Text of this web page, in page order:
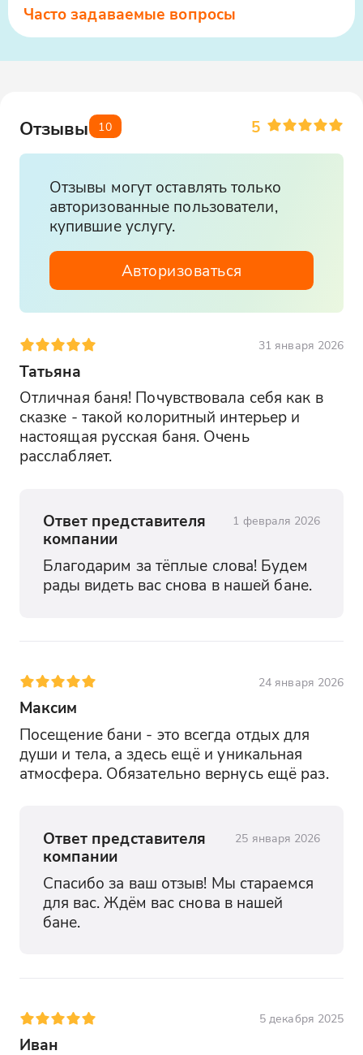
Часто задаваемые вопросы
Отзывы 10 5
Отзывы могут оставлять только
авторизованные пользователи,
купившие услугу.
Авторизоваться
31 января 2026
Татьяна
Отличная баня! Почувствовала себя как в
сказке - такой колоритный интерьер и
настоящая русская баня. Очень
расслабляет.
Ответ представителя
компании
1 февраля 2026
Благодарим за тёплые слова! Будем
рады видеть вас снова в нашей бане.
24 января 2026
Максим
Посещение бани - это всегда отдых для
души и тела, а здесь ещё и уникальная
атмосфера. Обязательно вернусь ещё раз.
Ответ представителя
компании
25 января 2026
Спасибо за ваш отзыв! Мы стараемся
для вас. Ждём вас снова в нашей
бане.
5 декабря 2025
Иван